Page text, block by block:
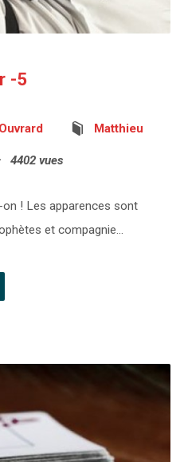
-5
Matthieu
4402 vues
! Les apparences sont
et compagnie…